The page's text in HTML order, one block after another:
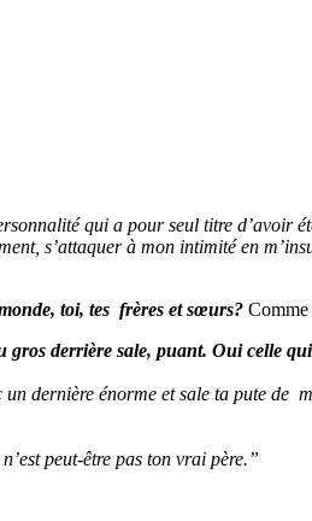
qui a pour seul titre d’avoir
s’attaquer à mon intimité en
toi, tes frères et sœurs? Comme
gros derrière sale, puant. Oui celle
dernière énorme et sale ta pute de
peut-être pas ton vrai père.”